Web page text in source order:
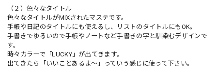
（２）色々なタイトル
色々なタイトルがMIXされたマステです。
手帳や日記のタイトルにも使えるし、リストのタイトルにもOK。
手書きでゆるいので手帳やノートなど手書きの字と馴染むデザインで
す。
時々カラーで「LUCKY」が出てきます。
出てきたら「いいことあるよ〜」っていう感じに使って下さい。